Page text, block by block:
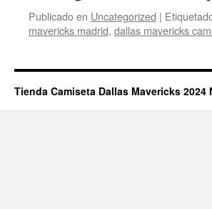
Publicado en Uncategorized |
mavericks madrid, dallas mavericks
Tienda Camiseta Dallas Mavericks 2024